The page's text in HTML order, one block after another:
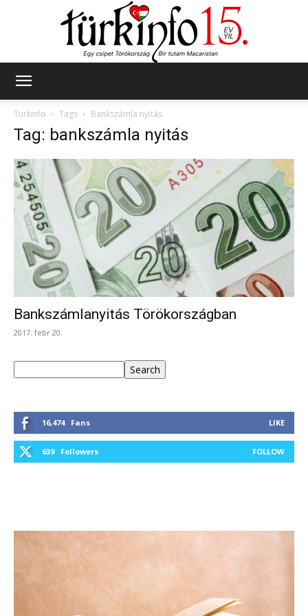
Türkinfo
Tags Bankszámla nyitás
Tag: bankszámla nyitás
Bankszámlanyitás Törökországban
2017. febr 20.
Search
16,474 Fans LIKE
639 Followers FOLLOW